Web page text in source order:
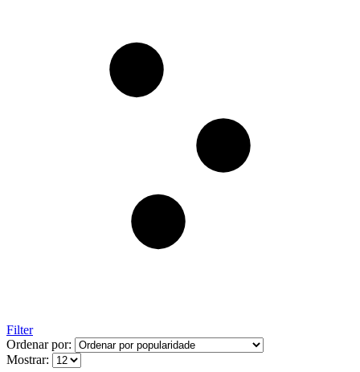
Filter
Ordenar por:
Mostrar: